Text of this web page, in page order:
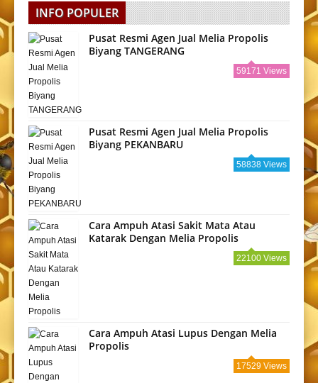
INFO POPULER
Pusat Resmi Agen Jual Melia Propolis
Biyang TANGERANG
59171 Views
Pusat Resmi Agen Jual Melia Propolis
Biyang PEKANBARU
58838 Views
Cara Ampuh Atasi Sakit Mata Atau
Katarak Dengan Melia Propolis
22100 Views
Cara Ampuh Atasi Lupus Dengan Melia
Propolis
17529 Views